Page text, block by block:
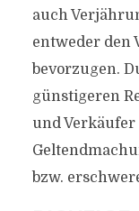
auch
entweder den
bevorzugen.
günstigeren
und Verkäufer
bzw.